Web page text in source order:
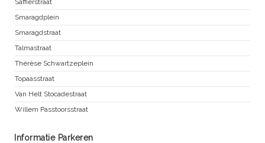
Smaragdplein
Smaragdstraat
Talmastraat
Thérèse Schwartzeplein
Topaasstraat
Van Helt Stocadestraat
Willem Passtoorsstraat
Informatie Parkeren